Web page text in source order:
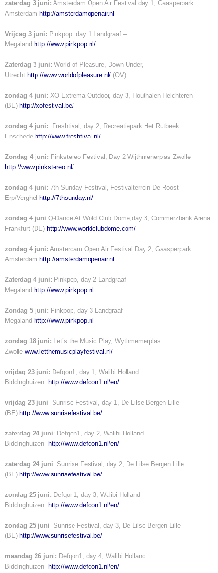
zaterdag 3 juni: Amsterdam Open Air Festival day 1, Gaasperpark
Amsterdam http://amsterdamopenair.nl
Vrijdag 3 juni: Pinkpop, day 1 Landgraaf –
Megaland http://www.pinkpop.nl/
Zaterdag 3 juni: World of Pleasure, Down Under,
Utrecht http://www.worldofpleasure.nl/ (OV)
zondag 4 juni: XO Extrema Outdoor, day 3, Houthalen Helchteren
(BE) http://xofestival.be/
zondag 4 juni:
Freshtival, day 2, Recreatiepark Het Rutbeek
Enschede http://www.freshtival.nl/
Zondag 4 juni: Pinkstereo Festival, Day 2 Wijthmenerplas Zwolle
http://www.pinkstereo.nl/
zondag 4 juni: 7th Sunday Festival, Festivalterrein De Roost
Erp/Verghel http://7thsunday.nl/
zondag 4 juni Q-Dance At Wold Club Dome,day 3, Commerzbank Arena
Frankfurt (DE) http://www.worldclubdome.com/
zondag 4 juni: Amsterdam Open Air Festival Day 2, Gaasperpark
Amsterdam http://amsterdamopenair.nl
Zaterdag 4 juni: Pinkpop, day 2 Landgraaf –
Megaland http://www.pinkpop.nl
Zondag 5 juni: Pinkpop, day 3 Landgraaf –
Megaland http://www.pinkpop.nl
zondag 18 juni: Let’s the Music Play, Wythmemerplas
Zwolle www.letthemusicplayfestival.nl/
vrijdag 23 juni: Defqon1, day 1, Walibi Holland
Biddinghuizen
http://www.defqon1.nl/en/
vrijdag 23 juni Sunrise Festival, day 1, De Lilse Bergen Lille
(BE) http://www.sunrisefestival.be/
zaterdag 24 juni: Defqon1, day 2, Walibi Holland
Biddinghuizen
http://www.defqon1.nl/en/
zaterdag 24 juni Sunrise Festival, day 2, De Lilse Bergen Lille
(BE) http://www.sunrisefestival.be/
zondag 25 juni: Defqon1, day 3, Walibi Holland
Biddinghuizen
http://www.defqon1.nl/en/
zondag 25 juni Sunrise Festival, day 3, De Lilse Bergen Lille
(BE) http://www.sunrisefestival.be/
maandag 26 juni: Defqon1, day 4, Walibi Holland
Biddinghuizen
http://www.defqon1.nl/en/